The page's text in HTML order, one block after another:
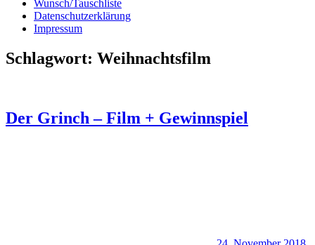
Wunsch/Tauschliste
Datenschutzerklärung
Impressum
Schlagwort: Weihnachtsfilm
Der Grinch – Film + Gewinnspiel